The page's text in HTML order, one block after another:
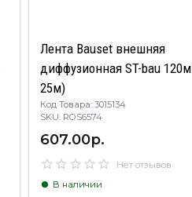
Лента Bauset внешняя
диффузионная ST-bau
25м)
Код Товара: 3015134
SKU: ROS6574
607.00р.
Нет отзывов
В наличии